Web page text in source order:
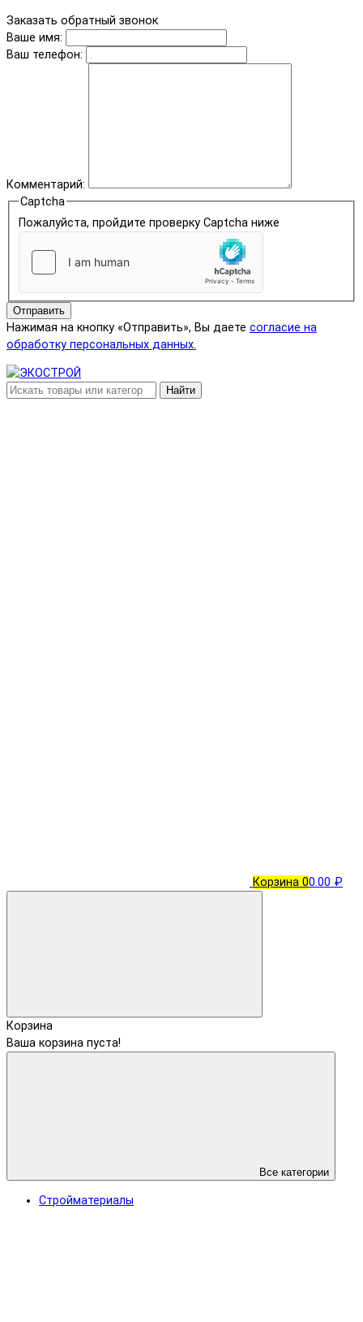
Заказать обратный звонок
Ваше имя:
Ваш телефон:
Комментарий:
Captcha
Пожалуйста, пройдите проверку Captcha ниже
Отправить
Нажимая на кнопку «Отправить», Вы даете согласие на
обработку персональных данных.
Найти
Корзина 00.00 ₽
Корзина
Ваша корзина пуста!
Все категории
Стройматериалы